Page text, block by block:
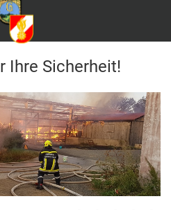
Ihre Sicherheit!